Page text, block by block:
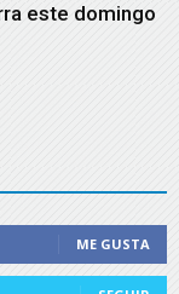
este domingo
ME GUSTA